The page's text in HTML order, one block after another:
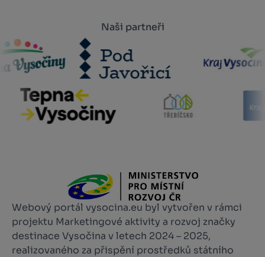
Naši partneři
Webový portál vysocina.eu byl vytvořen v rámci
projektu Marketingové aktivity a rozvoj značky
destinace Vysočina v letech 2024 – 2025,
realizovaného za přispění prostředků státního